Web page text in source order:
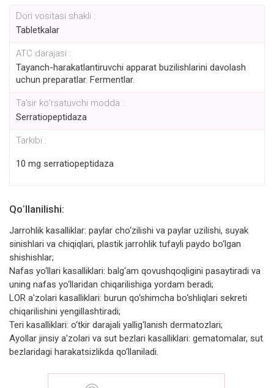
Dori vositasi shakli :
Tabletkalar
ATC darajasi :
Tayanch-harakatlantiruvchi apparat buzilishlarini davolash
uchun preparatlar. Fermentlar.
Taʼsir koʻrsatuvchi modda :
Serratiopeptidaza
Tarkibi :
10 mg serratiopeptidaza
Qoʻllanilishi:
Jarrohlik kasalliklar: paylar cho‘zilishi va paylar uzilishi, suyak
sinishlari va chiqiqlari, plastik jarrohlik tufayli paydo bo‘lgan
shishishlar;
Nafas yo‘llari kasalliklari: balg‘am qovushqoqligini pasaytiradi va
uning nafas yo‘llaridan chiqarilishiga yordam beradi;
LOR a'zolari kasalliklari: burun qo‘shimcha bo‘shliqlari sekreti
chiqarilishini yengillashtiradi;
Teri kasalliklari: o‘tkir darajali yallig‘lanish dermatozlari;
Ayollar jinsiy a'zolari va sut bezlari kasalliklari: gematomalar, sut
bezlaridagi harakatsizlikda qo‘llaniladi.